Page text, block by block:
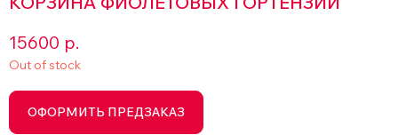
15600 р.
Out of stock
ОФОРМИТЬ ПРЕДЗАКАЗ